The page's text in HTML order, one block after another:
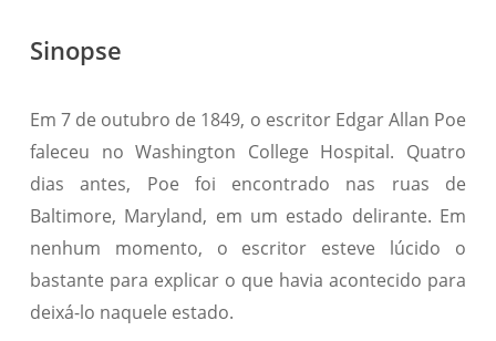
Sinopse
Em 7 de outubro de 1849, o escritor Edgar Allan Poe
faleceu no Washington College Hospital. Quatro
dias antes, Poe foi encontrado nas ruas de
Baltimore, Maryland, em um estado delirante. Em
nenhum momento, o escritor esteve lúcido o
bastante para explicar o que havia acontecido para
deixá-lo naquele estado.